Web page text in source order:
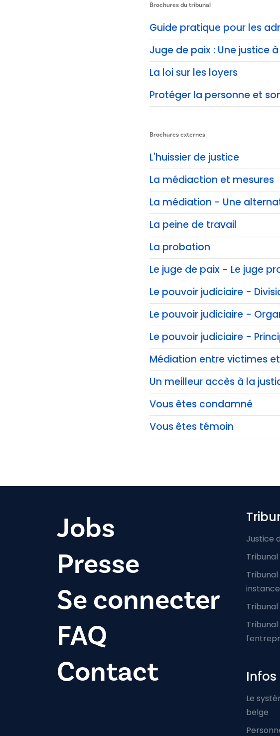
Brochures du tribunal
Guide pratique pour les
Juge de paix : Une justice
La loi sur les loyers
Protéger la personne et
Brochures externes
L'huissier de justice
La médiaction et mesures
La médiation - Une
La peine de travail
La probation
Le juge de paix - Le juge
Le pouvoir judiciaire -
Le pouvoir judiciaire -
Le pouvoir judiciaire -
Médiation entre victimes
Un meilleur accès à la
Vous êtes condamné
Vous êtes témoin
Jobs
Presse
Se connecter
FAQ
Contact
Justice
instance
Tribunal
Le
belge